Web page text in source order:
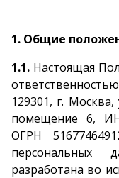
1. Общие
1.1. Настоящая
129301, г. Москва,
помещение 6,
ОГРН
персональных
разработана во